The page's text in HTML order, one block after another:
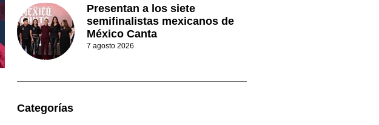
Presentan a los siete
semifinalistas mexicanos de
México Canta
7 agosto 2026
Categorías